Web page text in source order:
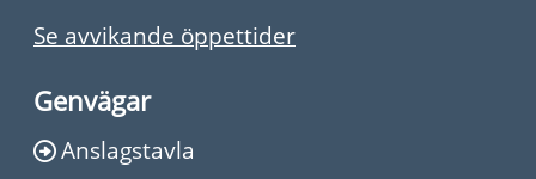
Se avvikande öppettider
Genvägar
Anslagstavla